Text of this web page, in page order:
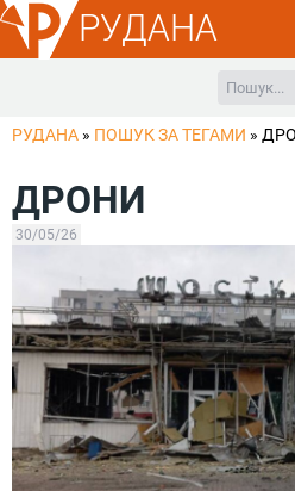
РУДАНА
РУДАНА » ПОШУК ЗА ТЕГАМИ »
ДРОНИ
30/05/26